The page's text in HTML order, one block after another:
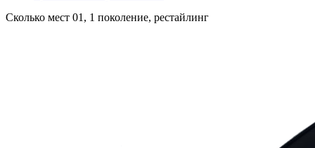
Сколько мест 01, 1 поколение, рестайлинг